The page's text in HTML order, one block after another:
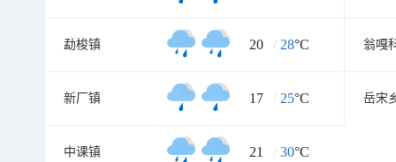
勐梭镇 20 / 28°C 翁嘎
新厂镇 17 / 25°C 岳宋
中课镇 21 / 30°C